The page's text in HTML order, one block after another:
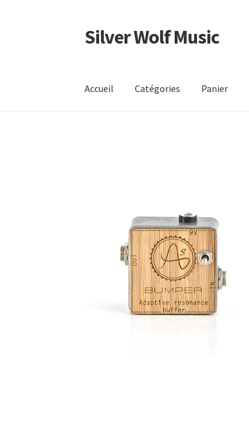
Aller
à
Aller
au
Silver Wolf Music
Accueil Catégories Panier